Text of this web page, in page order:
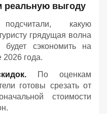
реальную выгоду
какую
грядущая волна
сэкономить на
2026 года.
По оценкам
готовы срезать от
стоимости